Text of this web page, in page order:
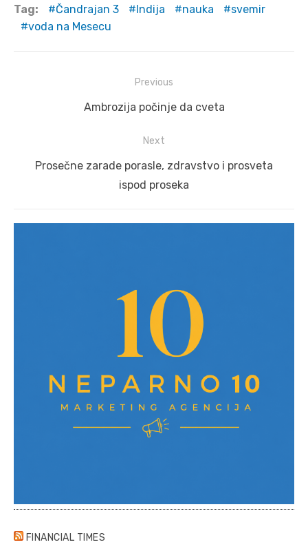
Tag: Čandrajan 3 Indija nauka
svemir
voda na Mesecu
navigation
Previous
Previous
Ambrozija počinje da cveta
Next
NextProsečne zarade porasle, zdravstvo i prosveta
ispod proseka
FINANCIAL TIMES